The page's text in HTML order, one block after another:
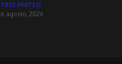
TRES PARTES)
6 agosto, 2026